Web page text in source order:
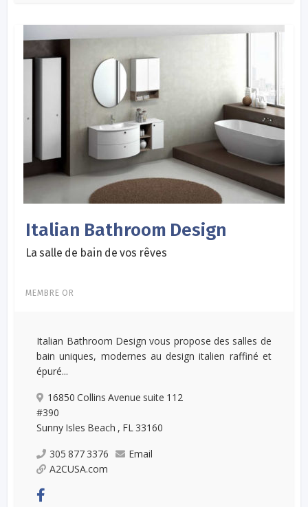
Italian Bathroom Design
La salle de bain de vos rêves
MEMBRE OR
Italian Bathroom Design vous propose des salles de
bain uniques, modernes au design italien raffiné et
épuré...
16850 Collins Avenue suite 112
#390
Sunny Isles Beach , FL 33160
305 877 3376
Email
A2CUSA.com